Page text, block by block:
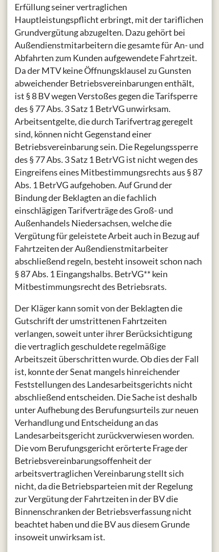
Erfüllung seiner vertraglichen
Hauptleistungspflicht erbringt, mit der tariflichen
Grundvergütung abzugelten. Dazu gehört bei
Außendienstmitarbeitern die gesamte für An- und
Abfahrten zum Kunden aufgewendete Fahrtzeit.
Da der MTV keine Öffnungsklausel zu Gunsten
abweichender Betriebsvereinbarungen enthält,
ist § 8 BV wegen Verstoßes gegen die Tarifsperre
des § 77 Abs. 3 Satz 1 BetrVG unwirksam.
Arbeitsentgelte, die durch Tarifvertrag geregelt
sind, können nicht Gegenstand einer
Betriebsvereinbarung sein. Die Regelungssperre
des § 77 Abs. 3 Satz 1 BetrVG ist nicht wegen des
Eingreifens eines Mitbestimmungsrechts aus § 87
Abs. 1 BetrVG aufgehoben. Auf Grund der
Bindung der Beklagten an die fachlich
einschlägigen Tarifverträge des Groß- und
Außenhandels Niedersachsen, welche die
Vergütung für geleistete Arbeit auch in Bezug auf
Fahrtzeiten der Außendienstmitarbeiter
abschließend regeln, besteht insoweit schon nach
§ 87 Abs. 1 Eingangshalbs. BetrVG** kein
Mitbestimmungsrecht des Betriebsrats.
Der Kläger kann somit von der Beklagten die
Gutschrift der umstrittenen Fahrtzeiten
verlangen, soweit unter ihrer Berücksichtigung
die vertraglich geschuldete regelmäßige
Arbeitszeit überschritten wurde. Ob dies der Fall
ist, konnte der Senat mangels hinreichender
Feststellungen des Landesarbeitsgerichts nicht
abschließend entscheiden. Die Sache ist deshalb
unter Aufhebung des Berufungsurteils zur neuen
Verhandlung und Entscheidung an das
Landesarbeitsgericht zurückverwiesen worden.
Die vom Berufungsgericht erörterte Frage der
Betriebsvereinbarungsoffenheit der
arbeitsvertraglichen Vereinbarung stellt sich
nicht, da die Betriebsparteien mit der Regelung
zur Vergütung der Fahrtzeiten in der BV die
Binnenschranken der Betriebsverfassung nicht
beachtet haben und die BV aus diesem Grunde
insoweit unwirksam ist.